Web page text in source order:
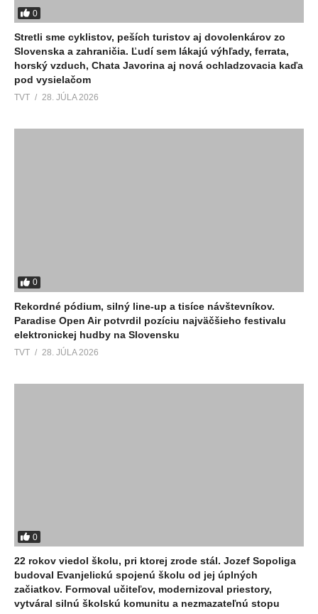
0
Stretli sme cyklistov, peších turistov aj dovolenkárov zo
Slovenska a zahraničia. Ľudí sem lákajú výhľady, ferrata,
horský vzduch, Chata Javorina aj nová ochladzovacia kaďa
pod vysielačom
TVT 28. JÚLA 2026
0
Rekordné pódium, silný line-up a tisíce návštevníkov.
Paradise Open Air potvrdil pozíciu najväčšieho festivalu
elektronickej hudby na Slovensku
TVT 28. JÚLA 2026
0
22 rokov viedol školu, pri ktorej zrode stál. Jozef Sopoliga
budoval Evanjelickú spojenú školu od jej úplných
začiatkov. Formoval učiteľov, modernizoval priestory,
vytváral silnú školskú komunitu a nezmazateľnú stopu